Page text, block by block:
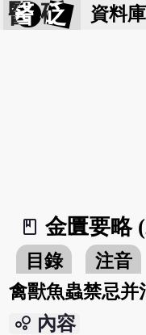
醫 砭 資料庫
book_2
金匱要略
目錄 注音
禽獸魚蟲禁忌并
bubble_chart 內容